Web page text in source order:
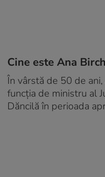
Cine este Ana
În vârstă de 50 de
funcția de ministru al
Dăncilă în perioada